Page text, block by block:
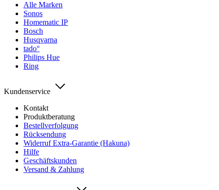
Alle Marken
Sonos
Homematic IP
Bosch
Husqvarna
tado°
Philips Hue
Ring
Kundenservice
Kontakt
Produktberatung
Bestellverfolgung
Rücksendung
Widerruf Extra-Garantie (Hakuna)
Hilfe
Geschäftskunden
Versand & Zahlung